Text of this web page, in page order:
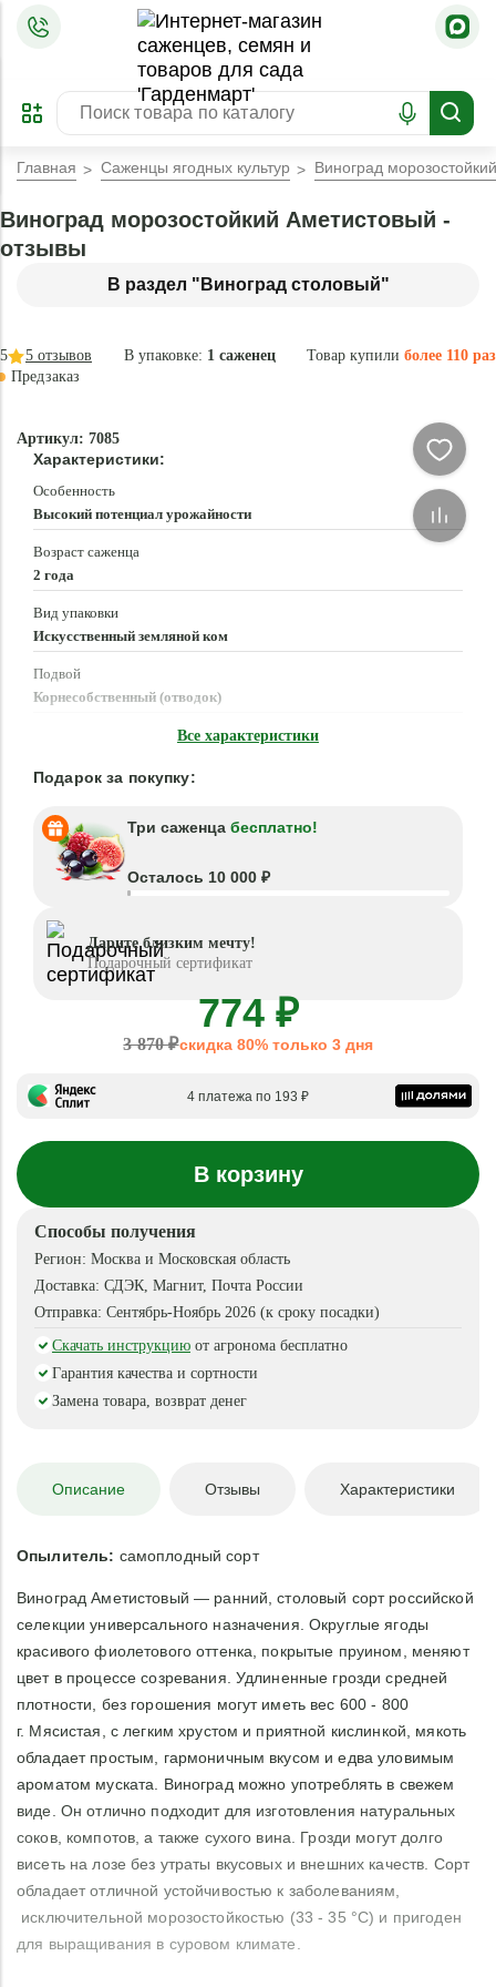
ПРЕДЗАКАЗ
ЗАБРОНИРОВАТЬ
ЛУЧШЕЕ
Главная Саженцы ягодных культур Виноград
В раздел "Виноград столовый"
Виноград морозостойкий Аметистовый -
отзывы
В упаковке: 1 саженец Товар купили более 110 раз
5 5 отзывов
Предзаказ
Артикул: 7085
Характеристики:
Особенность
Высокий потенциал урожайности
Возраст саженца
2 года
Вид упаковки
Искусственный земляной ком
Подвой
Корнесобственный (отводок)
Все характеристики
Подарок за покупку:
Три саженца бесплатно!
Осталось 10 000 ₽
Дарите близким мечту!
Подарочный сертификат
774 ₽
3 870 ₽скидка 80% только 3 дня
4 платежа по 193 ₽
В корзину
Способы получения
Регион: Москва и Московская область
Доставка: СДЭК, Магнит, Почта России
Отправка: Сентябрь-Ноябрь 2026 (к сроку посадки)
Скачать инструкцию от агронома бесплатно
Гарантия качества и сортности
Замена товара, возврат денег
Описание Отзывы Характеристики
Опылитель: самоплодный сорт
Виноград Аметистовый — ранний, столовый сорт российской
селекции универсального назначения. Округлые ягоды
красивого фиолетового оттенка, покрытые пруином, меняют
цвет в процессе созревания. Удлиненные грозди средней
плотности, без горошения могут иметь вес 600 - 800
г. Мясистая, с легким хрустом и приятной кислинкой, мякоть
обладает простым, гармоничным вкусом и едва уловимым
ароматом муската. Виноград можно употреблять в свежем
виде. Он отлично подходит для изготовления натуральных
соков, компотов, а также сухого вина. Грозди могут долго
висеть на лозе без утраты вкусовых и внешних качеств. Сорт
обладает отличной устойчивостью к заболеваниям,
исключительной морозостойкостью (33 - 35 °С) и пригоден
для выращивания в суровом климате.